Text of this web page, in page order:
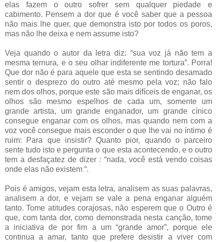
elas fazem o outro sofrer sem qualquer piedade e
cabimento. Pensem a dor que é você saber que a pessoa
não mais lhe quer, que demonstra isto por todos os poros,
mas não lhe deixa e nem assume isto?
Veja quando o autor da letra diz: “sua voz já não tem a
mesma ternura, e o seu olhar indiferente me tortura”. Porra!
Que dor não é para aquele que esta se sentindo desamado
sentir o desprezo do outro até mesmo pela voz; não falo
nem dos olhos, porque este são mais difíceis de enganar, os
olhos são mesmo espelhos de cada um, somente um
grande artista, um grande enganador, um grande cínico
consegue enganar com os olhos, mas quando nem com a
voz você consegue mais esconder o que lhe vai no íntimo é
ruim: Para que insistir? Quanto pior, quando o parceiro
sente tudo isto e pergunta o que esta acontecendo, e o outro
tem a desfaçatez de dizer : “nada, você está vendo coisas
onde elas não existem “.
Pois é amigos, vejam esta letra, analisem as suas palavras,
analisem a dor, e vejam se vale a pena enganar alguém
tanto. Tome atitudes corajosas, não esperem que o Outro é
que, com tanta dor, como demonstrada nesta canção, tome
a iniciativa de por fim a um “grande amor”, porque ele
continua a amar, tanto que prefere desistir a viver com